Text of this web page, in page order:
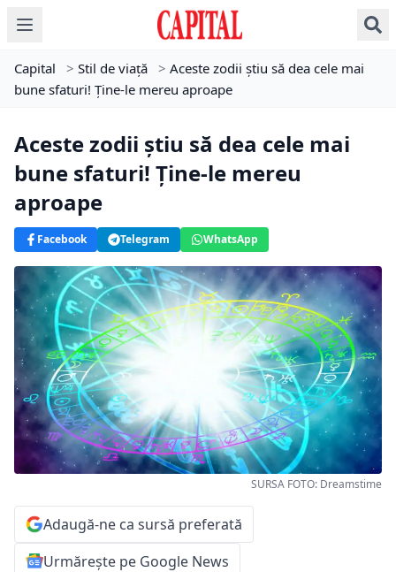
Capital > Stil de viață > Aceste zodii știu să dea cele mai
bune sfaturi! Ține-le mereu aproape
Aceste zodii știu să dea cele mai
bune sfaturi! Ține-le mereu
aproape
Facebook Telegram WhatsApp
SURSA FOTO: Dreamstime
Adaugă-ne ca sursă preferată
Urmărește pe Google News